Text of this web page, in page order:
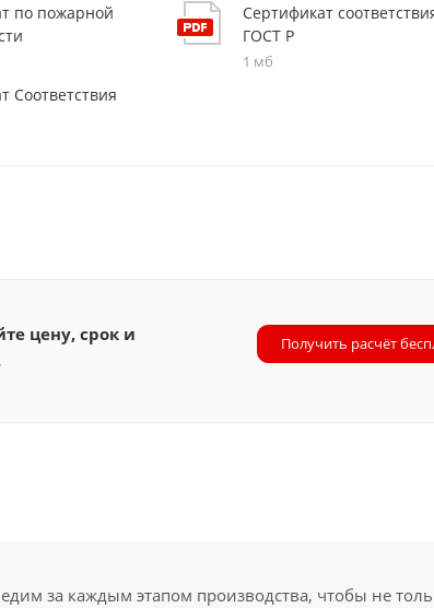
по пожарной
Сертификат
ГОСТ Р
1 мб
Соответствия
цену, срок и
Получить расчёт
за каждым этапом производства, чтобы не